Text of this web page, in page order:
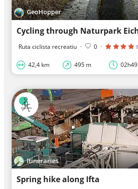
GeoHopper
Ruta ciclista recreatiu · 0 ·
42,4 km 495 m 02h49
Itineraries
Spring hike along Ifta